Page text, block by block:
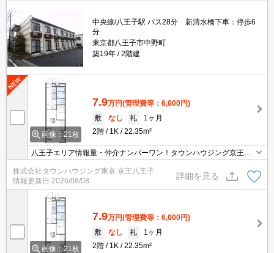
中央線/八王子駅 バス28分 新清水橋下車：停歩6
分
東京都八王子市中野町
築19年
2階建
画像：21枚
7.9万円(管理費等：6,000円)
敷
なし 礼
1ヶ月
2階
1K 22.35m²
八王子エリア情報量・仲介ナンバーワン！タウンハウジング京王八
王子店です!お客様用駐車場もございますので車でのご来店も大歓迎
です！
株式会社タウンハウジング東京 京王八王子
情報更新日 2026/08/08
詳細を見る
画像：21枚
7.9万円(管理費等：6,000円)
敷
なし 礼
1ヶ月
2階
1K 22.35m²